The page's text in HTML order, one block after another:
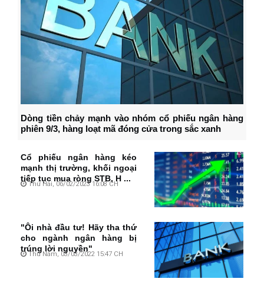
Dòng tiền chảy mạnh vào nhóm cổ phiếu ngân hàng
phiên 9/3, hàng loạt mã đóng cửa trong sắc xanh
Cổ phiếu ngân hàng kéo
mạnh thị trường, khối ngoại
tiếp tục mua ròng STB, H ...
Thứ Hai, 06/02/2023 16:08 CH
"Ôi nhà đầu tư! Hãy tha thứ
cho ngành ngân hàng bị
trúng lời nguyền"
Thứ Năm, 03/03/2022 15:47 CH